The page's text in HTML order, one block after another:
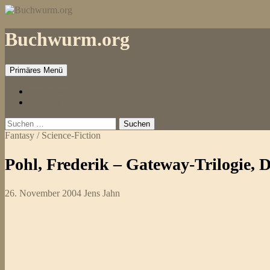
Zum
springen
Buchwurm.org
Primäres Menü
Suchen
nach:
Fantasy / Science-Fiction
Pohl, Frederik – Gateway-Trilogie,
26. November 2004 Jens Jahn